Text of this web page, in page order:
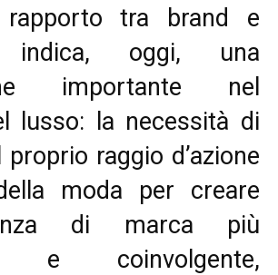
tra brand e
indica, oggi, una
importante nel
lusso: la necessità di
raggio d’azione
moda per creare
di marca più
e coinvolgente,